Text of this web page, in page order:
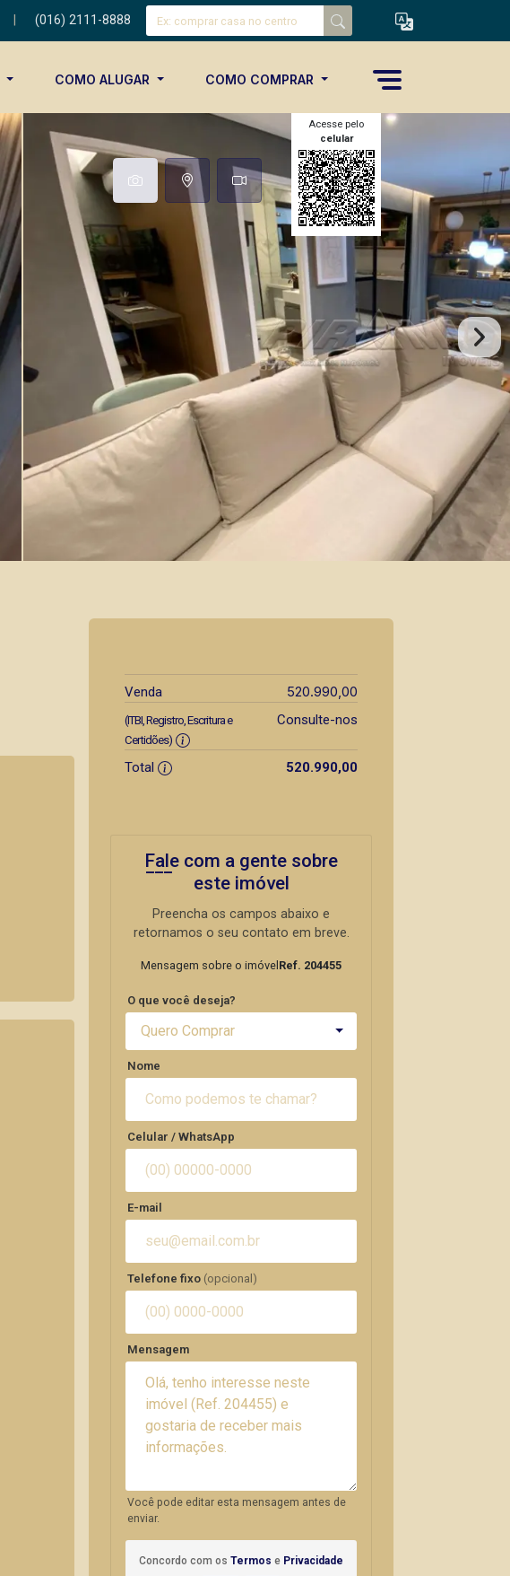
(016) 2111-8888
COMO ALUGAR COMO COMPRAR
Acesse pelo
celular
Venda 520.990,00
(ITBI, Registro, Escritura e
Certidões)
Consulte-nos
Total 520.990,00
Fale com a gente sobre
este imóvel
Preencha os campos abaixo e
retornamos o seu contato em breve.
Mensagem sobre o imóvel Ref. 204455
O que você deseja?
Quero Comprar
Nome
Celular / WhatsApp
E-mail
Telefone fixo (opcional)
Mensagem
Você pode editar esta mensagem antes de
enviar.
Concordo com os Termos e Privacidade